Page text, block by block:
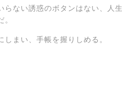
ない誘惑のボタンはない、人
まい、手帳を握りしめる。